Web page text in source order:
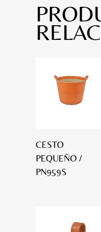
CESTO
PEQUEÑO /
PN959S